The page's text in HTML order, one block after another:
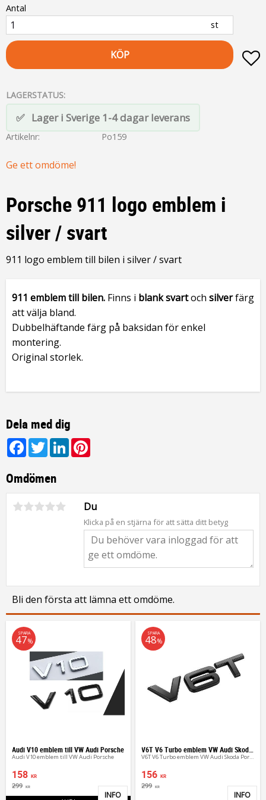
Antal
st
KÖP
LAGERSTATUS
Lager i Sverige 1-4 dagar leverans
Artikelnr Po159
Ge ett omdöme!
Porsche 911 logo emblem i
silver / svart
911 logo emblem till bilen i silver / svart
911 emblem till bilen. Finns i blank svartoch silverfärg
att välja bland.
Dubbelhäftande färg på baksidan för enkel
montering.
Original storlek.
Dela med dig
Facebook
TwitterLinkedIn
Omdömen
Du
Klicka på en stjärna för att sätta ditt betyg
Bli den första att lämna ett omdöme.
Audi V10 emblem till VW Audi Porsche
Audi V10 emblem till VW Audi Porsche
158 KR
299 KR
SPARA
47%
INFO
V6T V6 Turbo emblem VW Audi Skoda Porsche
156 KR
299 KR
SPARA
48%
INFO